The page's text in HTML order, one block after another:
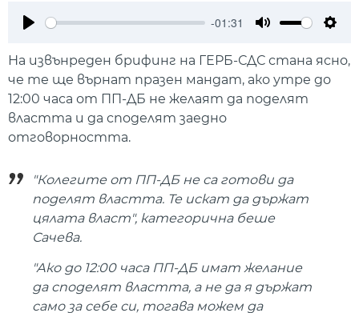
-01:31
На извънреден брифинг на ГЕРБ-СДС стана ясно,
че те ще върнат празен мандат, ако утре до
12:00 часа от ПП-ДБ не желаят да поделят
властта и да споделят заедно
отговорността.
"Колегите от ПП-ДБ не са готови да
поделят властта. Те искат да държат
цялата власт", категорична беше
Сачева.
"Ако до 12:00 часа ПП-ДБ имат желание
да споделят властта, а не да я държат
само за себе си, тогава можем да